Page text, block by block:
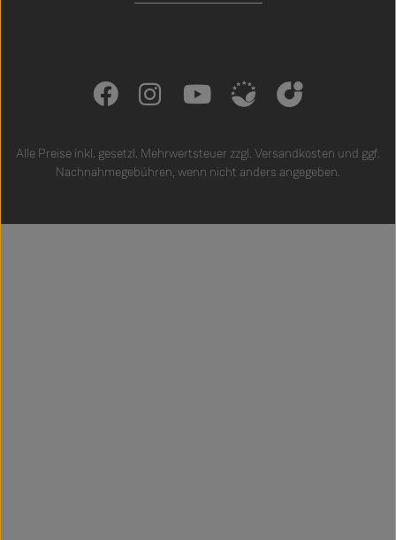
Alle Preise inkl. gesetzl. Mehrwertsteuer zzgl. Versandkosten und ggf.
Nachnahmegebühren, wenn nicht anders angegeben.